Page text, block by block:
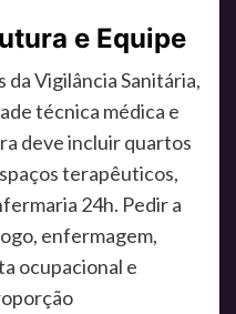
e Equipe
da Vigilância Sanitária,
técnica médica e
deve incluir quartos
terapêuticos,
24h. Pedir a
enfermagem,
ocupacional e